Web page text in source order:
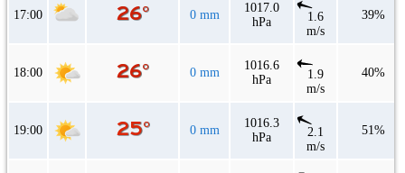
17:00 0 mm
1017.0
hPa
1.6
m/s
39%
18:00 0 mm
1016.6
hPa
1.9
m/s
40%
19:00 0 mm
1016.3
hPa
2.1
m/s
51%